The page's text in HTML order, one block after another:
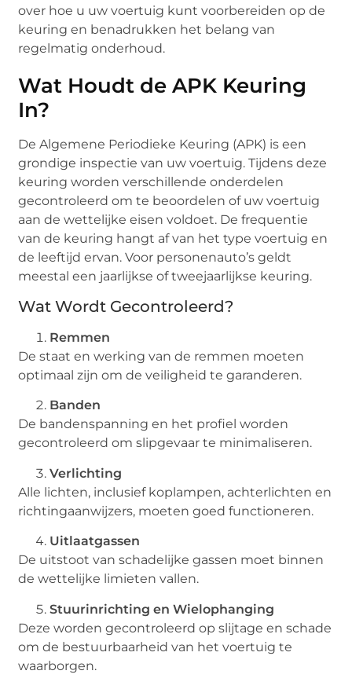
over hoe u uw voertuig kunt voorbereiden op de
keuring en benadrukken het belang van
regelmatig onderhoud.
Wat Houdt de APK Keuring
In?
De Algemene Periodieke Keuring (APK) is een
grondige inspectie van uw voertuig. Tijdens deze
keuring worden verschillende onderdelen
gecontroleerd om te beoordelen of uw voertuig
aan de wettelijke eisen voldoet. De frequentie
van de keuring hangt af van het type voertuig en
de leeftijd ervan. Voor personenauto’s geldt
meestal een jaarlijkse of tweejaarlijkse keuring.
Wat Wordt Gecontroleerd?
Remmen
De staat en werking van de remmen moeten
optimaal zijn om de veiligheid te garanderen.
Banden
De bandenspanning en het profiel worden
gecontroleerd om slipgevaar te minimaliseren.
Verlichting
Alle lichten, inclusief koplampen, achterlichten en
richtingaanwijzers, moeten goed functioneren.
Uitlaatgassen
De uitstoot van schadelijke gassen moet binnen
de wettelijke limieten vallen.
Stuurinrichting en Wielophanging
Deze worden gecontroleerd op slijtage en schade
om de bestuurbaarheid van het voertuig te
waarborgen.